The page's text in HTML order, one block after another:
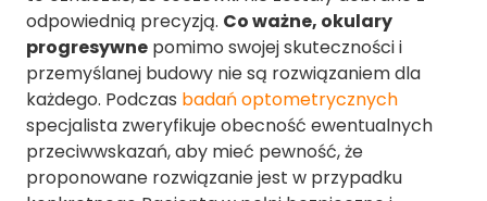
odpowiednią precyzją. Co ważne, okulary
progresywne pomimo swojej skuteczności i
przemyślanej budowy nie są rozwiązaniem dla
każdego. Podczas badań optometrycznych
specjalista zweryfikuje obecność ewentualnych
przeciwwskazań, aby mieć pewność, że
proponowane rozwiązanie jest w przypadku